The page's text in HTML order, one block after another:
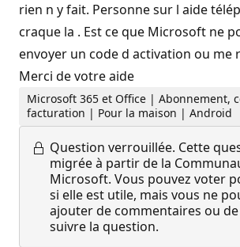
rien n y fait. Personne sur l aide
craque la . Est ce que Microsoft ne
envoyer un code d activation ou me
Merci de votre aide
Microsoft 365 et Office | Abonnement,
facturation | Pour la maison | Android
Question verrouillée. Cette
migrée à partir de la
Microsoft. Vous pouvez voter
si elle est utile, mais vous ne
ajouter de commentaires ou
suivre la question.